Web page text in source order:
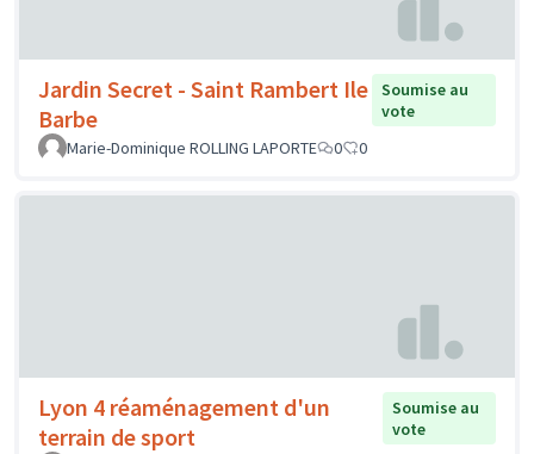
Jardin Secret - Saint Rambert Ile
Barbe
Soumise au
vote
Marie-Dominique ROLLING LAPORTE
0 0
Lyon 4 réaménagement d'un
terrain de sport
Soumise au
vote